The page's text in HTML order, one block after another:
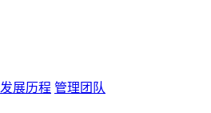
发展历程 管理团队